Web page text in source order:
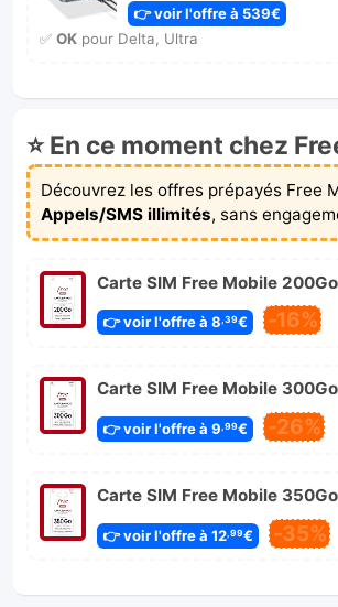
👉 voir l'offre à 539€
✅ OKpour Delta, Ultra
⭐ En ce moment chez
Découvrez les offres prépayés Free
Appels/SMS illimités, sans
Carte SIM Free Mobile
👉 voir l'offre à 8,39€ -16%
Carte SIM Free Mobile
👉 voir l'offre à 9,99€ -26%
Carte SIM Free Mobile
👉 voir l'offre à 12,99€ -35%